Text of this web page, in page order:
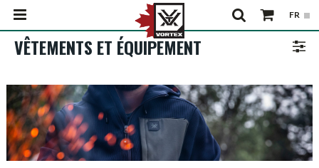
VÊTEMENTS ET ÉQUIPEMENT